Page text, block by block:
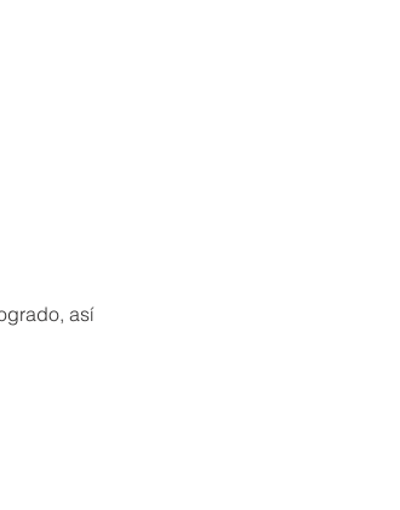
así